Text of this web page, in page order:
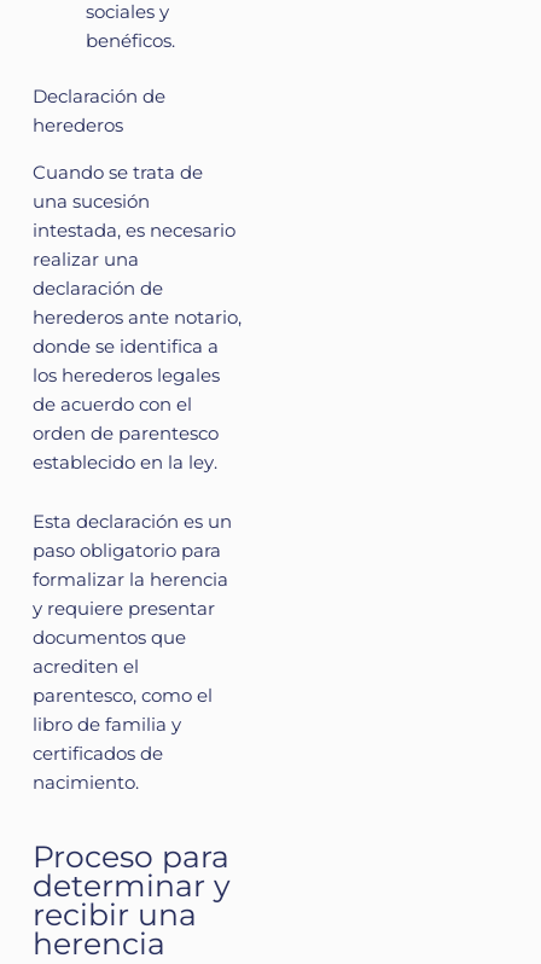
sociales y
benéficos.
Declaración de
herederos
Cuando se trata de
una sucesión
intestada, es necesario
realizar una
declaración de
herederos ante notario,
donde se identifica a
los herederos legales
de acuerdo con el
orden de parentesco
establecido en la ley.
Esta declaración es un
paso obligatorio para
formalizar la herencia
y requiere presentar
documentos que
acrediten el
parentesco, como el
libro de familia y
certificados de
nacimiento.
Proceso para
determinar y
recibir una
herencia